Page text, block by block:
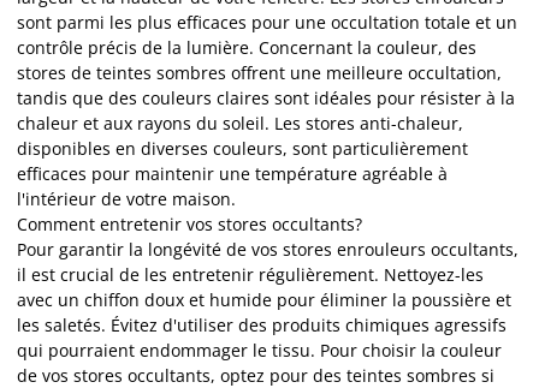
sont parmi les plus efficaces pour une occultation totale et un
contrôle précis de la lumière. Concernant la couleur, des
stores de teintes sombres offrent une meilleure occultation,
tandis que des couleurs claires sont idéales pour résister à la
chaleur et aux rayons du soleil. Les stores anti-chaleur,
disponibles en diverses couleurs, sont particulièrement
efficaces pour maintenir une température agréable à
l'intérieur de votre maison.
Comment entretenir vos stores occultants?
Pour garantir la longévité de vos stores enrouleurs occultants,
il est crucial de les entretenir régulièrement. Nettoyez-les
avec un chiffon doux et humide pour éliminer la poussière et
les saletés. Évitez d'utiliser des produits chimiques agressifs
qui pourraient endommager le tissu. Pour choisir la couleur
de vos stores occultants, optez pour des teintes sombres si